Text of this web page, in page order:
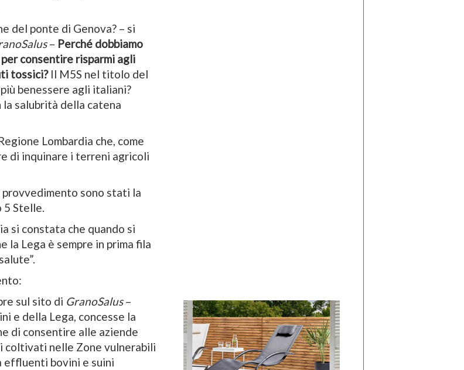
del ponte di Genova? – si
– Perché dobbiamo
consentire risparmi agli
tossici?Il M5S nel titolo del
benessere agli italiani?
la salubrità della catena
Lombardia che, come
di inquinare i terreni agricoli
provvedimento sono stati la
5 Stelle.
si constata che quando si
Lega è sempre in prima fila
sul sito di GranoSalus–
e della Lega, concesse la
di consentire alle aziende
coltivati nelle Zone vulnerabili
effluenti bovini e suini
di
I
Vespri